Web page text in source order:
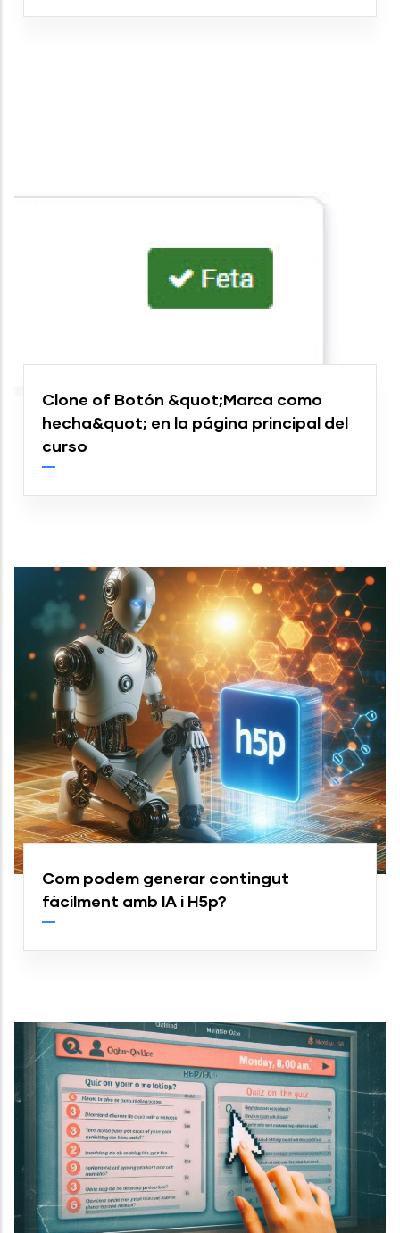
Clone of Botón &quot;Marca como
hecha&quot; en la página principal del
curso
Com podem generar contingut
fàcilment amb IA i H5p?